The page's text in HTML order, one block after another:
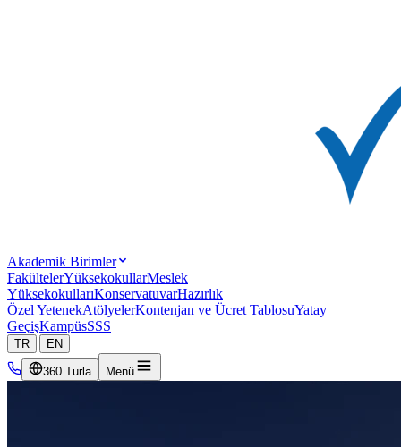
Akademik Birimler
FakültelerYüksekokullarMeslek
YüksekokullarıKonservatuvarHazırlık
Özel YetenekAtölyelerKontenjan ve Ücret TablosuYatay
GeçişKampüsSSS
TR | EN
360 Turla Menü